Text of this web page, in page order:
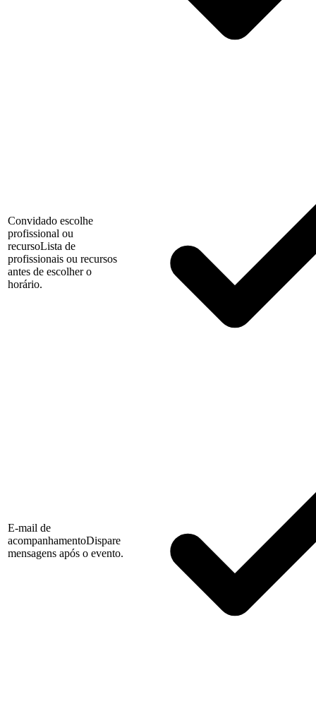
Convidado escolhe
profissional ou
recursoLista de
profissionais ou recursos
antes de escolher o
horário.
E-mail de
acompanhamentoDispare
mensagens após o evento.